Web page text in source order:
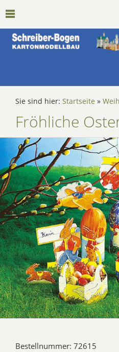
Sie sind hier: Startseite »
Fröhliche
Bestellnummer: 72615